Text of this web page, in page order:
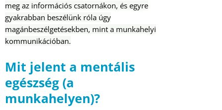
meg az információs csatornákon, és egyre
gyakrabban beszélünk róla úgy
magánbeszélgetésekben, mint a munkahelyi
kommunikációban.
Mit jelent a mentális
egészség (a
munkahelyen)?